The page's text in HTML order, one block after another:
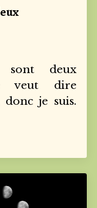
deux
veut dire
donc je suis.